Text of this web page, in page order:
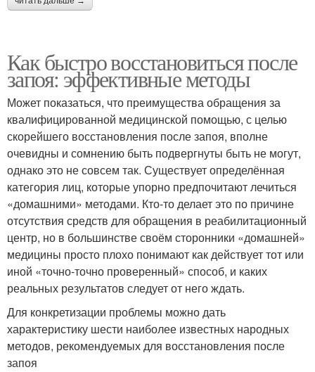
Как быстро восстановиться после
запоя: эффективные методы
Может показаться, что преимущества обращения за
квалифицированной медицинской помощью, с целью
скорейшего восстановления после запоя, вполне
очевидны и сомнению быть подвергнуты быть не могут,
однако это не совсем так. Существует определённая
категория лиц, которые упорно предпочитают лечиться
«домашними» методами. Кто-то делает это по причине
отсутствия средств для обращения в реабилитационный
центр, но в большинстве своём сторонники «домашней»
медицины просто плохо понимают как действует тот или
иной «точно-точно проверенный» способ, и каких
реальных результатов следует от него ждать.
Для конкретизации проблемы можно дать
характеристику шести наиболее известных народных
методов, рекомендуемых для восстановления после
запоя